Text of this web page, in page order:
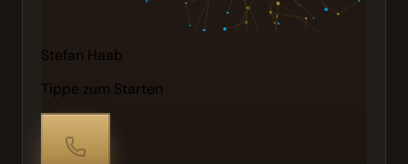
Stefan Haab
Tippe zum Starten